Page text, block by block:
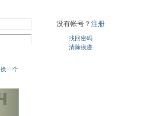
换一个
没有帐号？注册
找回密码
清除痕迹